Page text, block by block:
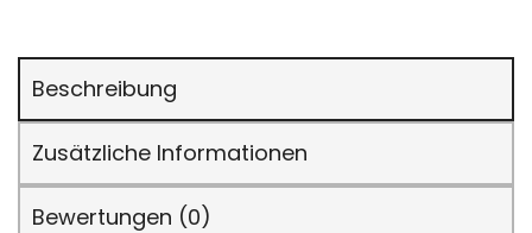
Beschreibung
Zusätzliche Informationen
Bewertungen (0)